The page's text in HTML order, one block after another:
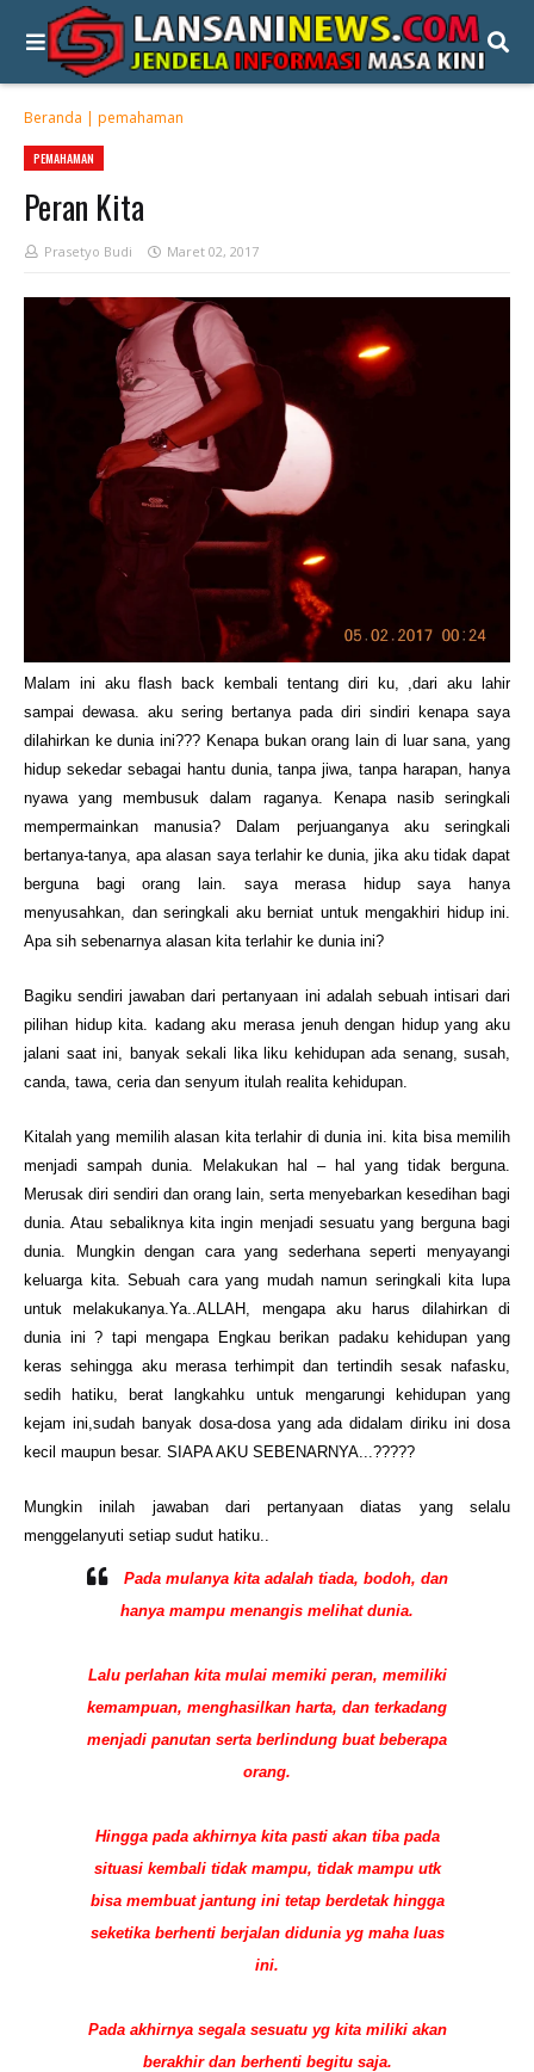
Beranda | pemahaman
PEMAHAMAN
Peran Kita
Prasetyo Budi Maret 02, 2017
Malam ini aku flash back kembali tentang diri ku, ,dari aku lahir
sampai dewasa. aku sering bertanya pada diri sindiri kenapa saya
dilahirkan ke dunia ini??? Kenapa bukan orang lain di luar sana, yang
hidup sekedar sebagai hantu dunia, tanpa jiwa, tanpa harapan, hanya
nyawa yang membusuk dalam raganya. Kenapa nasib seringkali
mempermainkan manusia? Dalam perjuanganya aku seringkali
bertanya-tanya, apa alasan saya terlahir ke dunia, jika aku tidak dapat
berguna bagi orang lain. saya merasa hidup saya hanya
menyusahkan, dan seringkali aku berniat untuk mengakhiri hidup ini.
Apa sih sebenarnya alasan kita terlahir ke dunia ini?
Bagiku sendiri jawaban dari pertanyaan ini adalah sebuah intisari dari
pilihan hidup kita. kadang aku merasa jenuh dengan hidup yang aku
jalani saat ini, banyak sekali lika liku kehidupan ada senang, susah,
canda, tawa, ceria dan senyum itulah realita kehidupan.
Kitalah yang memilih alasan kita terlahir di dunia ini. kita bisa memilih
menjadi sampah dunia. Melakukan hal – hal yang tidak berguna.
Merusak diri sendiri dan orang lain, serta menyebarkan kesedihan bagi
dunia. Atau sebaliknya kita ingin menjadi sesuatu yang berguna bagi
dunia. Mungkin dengan cara yang sederhana seperti menyayangi
keluarga kita. Sebuah cara yang mudah namun seringkali kita lupa
untuk melakukanya.Ya..ALLAH, mengapa aku harus dilahirkan di
dunia ini ? tapi mengapa Engkau berikan padaku kehidupan yang
keras sehingga aku merasa terhimpit dan tertindih sesak nafasku,
sedih hatiku, berat langkahku untuk mengarungi kehidupan yang
kejam ini,sudah banyak dosa-dosa yang ada didalam diriku ini dosa
kecil maupun besar. SIAPA AKU SEBENARNYA...?????
Mungkin inilah jawaban dari pertanyaan diatas yang selalu
menggelanyuti setiap sudut hatiku..
Pada mulanya kita adalah tiada, bodoh, dan
hanya mampu menangis melihat dunia.
Lalu perlahan kita mulai memiki peran, memiliki
kemampuan, menghasilkan harta, dan terkadang
menjadi panutan serta berlindung buat beberapa
orang.
Hingga pada akhirnya kita pasti akan tiba pada
situasi kembali tidak mampu, tidak mampu utk
bisa membuat jantung ini tetap berdetak hingga
seketika berhenti berjalan didunia yg maha luas
ini.
Pada akhirnya segala sesuatu yg kita miliki akan
berakhir dan berhenti begitu saja.